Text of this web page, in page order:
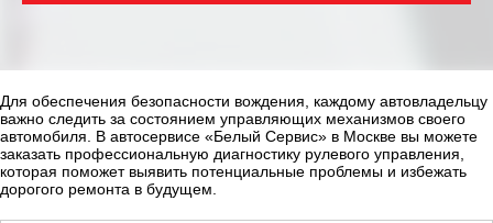
Петрозаводск
Ростов-на-Дону
Для обеспечения безопасности вождения, каждому автовладельцу
важно следить за состоянием управляющих механизмов своего
автомобиля. В автосервисе «Белый Сервис» в Москве вы можете
заказать профессиональную диагностику рулевого управления,
которая поможет выявить потенциальные проблемы и избежать
дорогого ремонта в будущем.